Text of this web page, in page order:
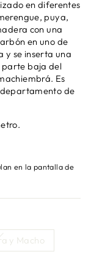
en diferentes
puya,
con una
en uno de
y se inserta una
parte baja del
Es
de
en la pantalla de
y Macho